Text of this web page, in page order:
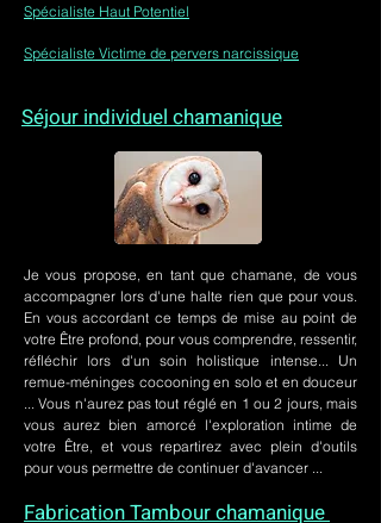
Spécialiste Haut Potentiel
Spécialiste Victime de pervers narcissique
Séjour individuel chamanique
Je vous propose, en tant que chamane, de vous
accompagner lors d'une halte rien que pour vous.
En vous accordant ce temps de mise au point de
votre Être profond, pour vous comprendre, ressentir,
réfléchir lors d'un soin holistique intense... Un
remue-méninges cocooning en solo et en douceur
... Vous n'aurez pas tout réglé en 1 ou 2 jours, mais
vous aurez bien amorcé l'exploration intime de
votre Être, et vous repartirez avec plein d'outils
pour vous permettre de continuer d'avancer ...
Fabrication Tambour chamanique